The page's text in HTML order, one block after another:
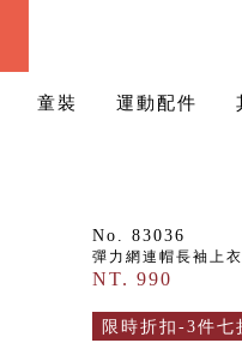
童裝 運動配件
No. 83036
彈力網連帽長袖上衣
NT. 990
限時折扣-3件七